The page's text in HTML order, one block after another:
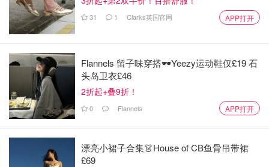
3️⃣加入糖粉、先轻轻手动混匀，再用低速搅拌均匀
31 1 Clarks英国官网 APP打开
Flannels 留子味穿搭🕶️Yeezy运动鞋仅£19 石
头岛卫衣£46
2折起+叠9折！
0 Flannels APP打开
漂亮小裙子合集👗House of CB鱼骨吊带裙
£69